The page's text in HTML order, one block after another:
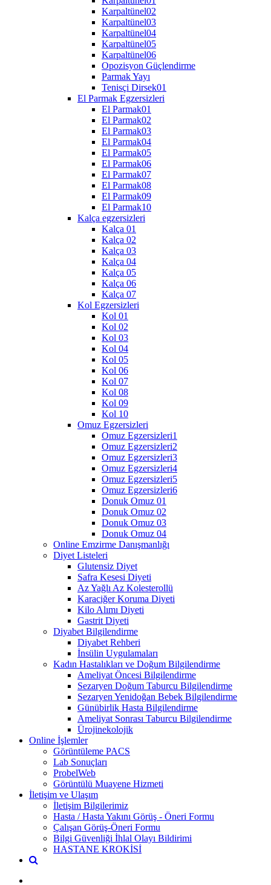
Karpaltünel02
Karpaltünel03
Karpaltünel04
Karpaltünel05
Karpaltünel06
Opozisyon Güçlendirme
Parmak Yayı
Tenisçi Dirsek01
El Parmak Egzersizleri
El Parmak01
El Parmak02
El Parmak03
El Parmak04
El Parmak05
El Parmak06
El Parmak07
El Parmak08
El Parmak09
El Parmak10
Kalça egzersizleri
Kalça 01
Kalça 02
Kalça 03
Kalça 04
Kalça 05
Kalça 06
Kalça 07
Kol Egzersizleri
Kol 01
Kol 02
Kol 03
Kol 04
Kol 05
Kol 06
Kol 07
Kol 08
Kol 09
Kol 10
Omuz Egzersizleri
Omuz Egzersizleri1
Omuz Egzersizleri2
Omuz Egzersizleri3
Omuz Egzersizleri4
Omuz Egzersizleri5
Omuz Egzersizleri6
Donuk Omuz 01
Donuk Omuz 02
Donuk Omuz 03
Donuk Omuz 04
Online Emzirme Danışmanlığı
Diyet Listeleri
Glutensiz Diyet
Safra Kesesi Diyeti
Az Yağlı Az Kolesterollü
Karaciğer Koruma Diyeti
Kilo Alımı Diyeti
Gastrit Diyeti
Diyabet Bilgilendirme
Diyabet Rehberi
İnsülin Uygulamaları
Kadın Hastalıkları ve Doğum Bilgilendirme
Ameliyat Öncesi Bilgilendirme
Sezaryen Doğum Taburcu Bilgilendirme
Sezaryen Yenidoğan Bebek Bilgilendirme
Günübirlik Hasta Bilgilendirme
Ameliyat Sonrası Taburcu Bilgilendirme
Ürojinekolojik
Online İşlemler
Görüntüleme PACS
Lab Sonuçları
ProbelWeb
Görüntülü Muayene Hizmeti
İletişim ve Ulaşım
İletişim Bilgilerimiz
Hasta / Hasta Yakını Görüş - Öneri Formu
Çalışan Görüş-Öneri Formu
Bilgi Güvenliği İhlal Olayı Bildirimi
HASTANE KROKİSİ